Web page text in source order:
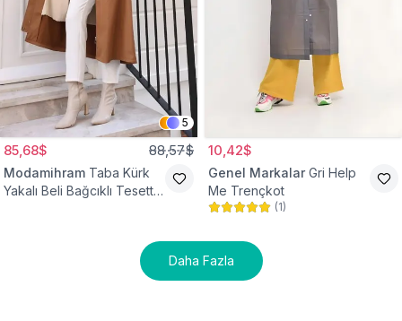
5
85,68$ 88,57$
Modamihram Taba Kürk
Yakalı Beli Bağcıklı Tesettür
10,42$
Genel Markalar Gri Help
Me Trençkot
(1)
Daha Fazla